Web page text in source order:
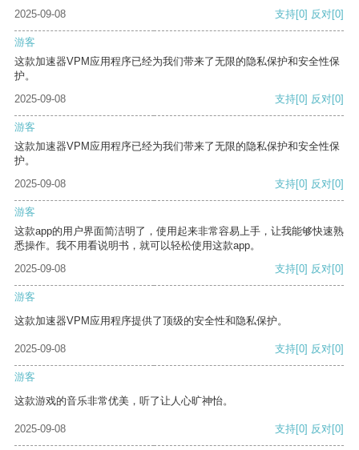
2025-09-08
支持[0] 反对[0]
游客
这款加速器VPM应用程序已经为我们带来了无限的隐私保护和安全性保
护。
2025-09-08
支持[0] 反对[0]
游客
这款加速器VPM应用程序已经为我们带来了无限的隐私保护和安全性保
护。
2025-09-08
支持[0] 反对[0]
游客
这款app的用户界面简洁明了，使用起来非常容易上手，让我能够快速熟
悉操作。我不用看说明书，就可以轻松使用这款app。
2025-09-08
支持[0] 反对[0]
游客
这款加速器VPM应用程序提供了顶级的安全性和隐私保护。
2025-09-08 支持[0] 反对[0]
游客
这款游戏的音乐非常优美，听了让人心旷神怡。
2025-09-08 支持[0] 反对[0]